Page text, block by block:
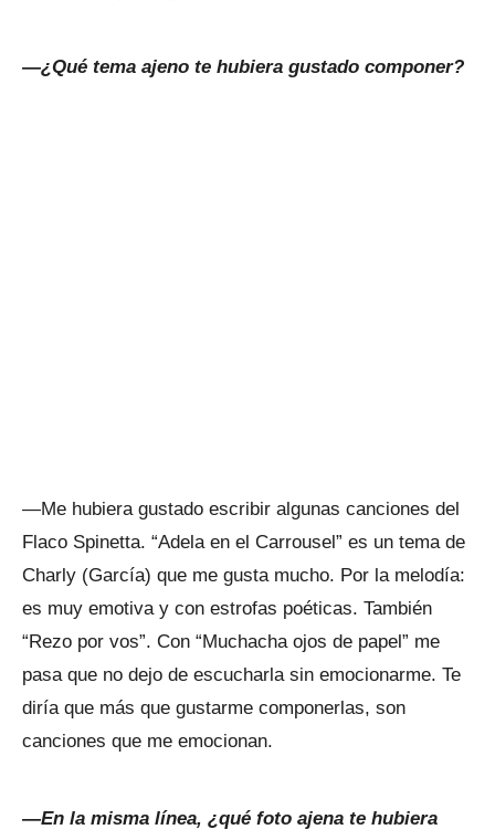
—¿Qué tema ajeno te hubiera gustado componer?
—Me hubiera gustado escribir algunas canciones del
Flaco Spinetta. “Adela en el Carrousel” es un tema de
Charly (García) que me gusta mucho. Por la melodía:
es muy emotiva y con estrofas poéticas. También
“Rezo por vos”. Con “Muchacha ojos de papel” me
pasa que no dejo de escucharla sin emocionarme. Te
diría que más que gustarme componerlas, son
canciones que me emocionan.
—En la misma línea, ¿qué foto ajena te hubiera